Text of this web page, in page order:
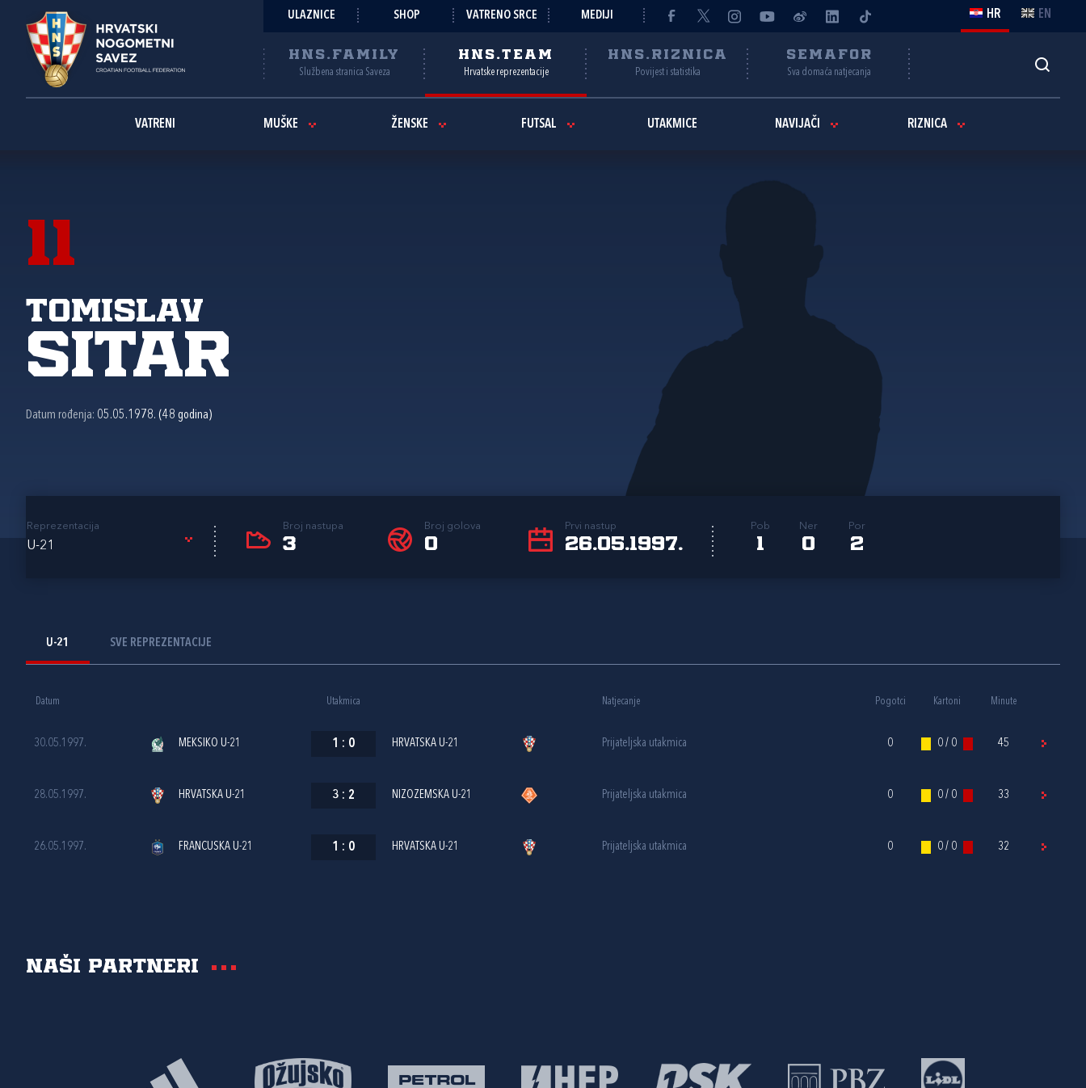
ULAZNICE SHOP VATRENO SRCE MEDIJI HR EN
HNS.FAMILY
Službena stranica Saveza
HNS.TEAM
Hrvatske reprezentacije
HNS.RIZNICA
Povijest i statistika
SEMAFOR
Sva domaća natjecanja
VATRENI MUŠKE ŽENSKE FUTSAL UTAKMICE NAVIJAČI RIZNICA
11
Tomislav
Sitar
Datum rođenja: 05.05.1978. (48 godina)
Reprezentacija
U-21
Broj nastupa
3
Broj golova
0
Prvi nastup
26.05.1997.
Pob
1
Ner
0
Por
2
U-21 SVE REPREZENTACIJE
Datum Utakmica Natjecanje Pogotci Kartoni Minute
30.05.1997. MEKSIKO U-21 1 : 0 HRVATSKA U-21 Prijateljska utakmica 0 0 / 0 45
28.05.1997. HRVATSKA U-21 3 : 2 NIZOZEMSKA U-21 Prijateljska utakmica 0 0 / 0 33
26.05.1997. FRANCUSKA U-21 1 : 0 HRVATSKA U-21 Prijateljska utakmica 0 0 / 0 32
Naši partneri